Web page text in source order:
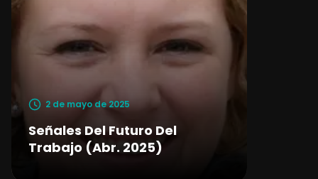
2 de mayo de 2025
Señales Del Futuro Del
Trabajo (Abr. 2025)